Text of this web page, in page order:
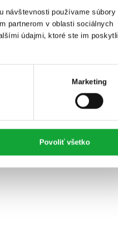
návštevnosti používame súbory
partnerom v oblasti sociálnych
údajmi, ktoré ste im poskytli
Marketing
Povoliť všetko